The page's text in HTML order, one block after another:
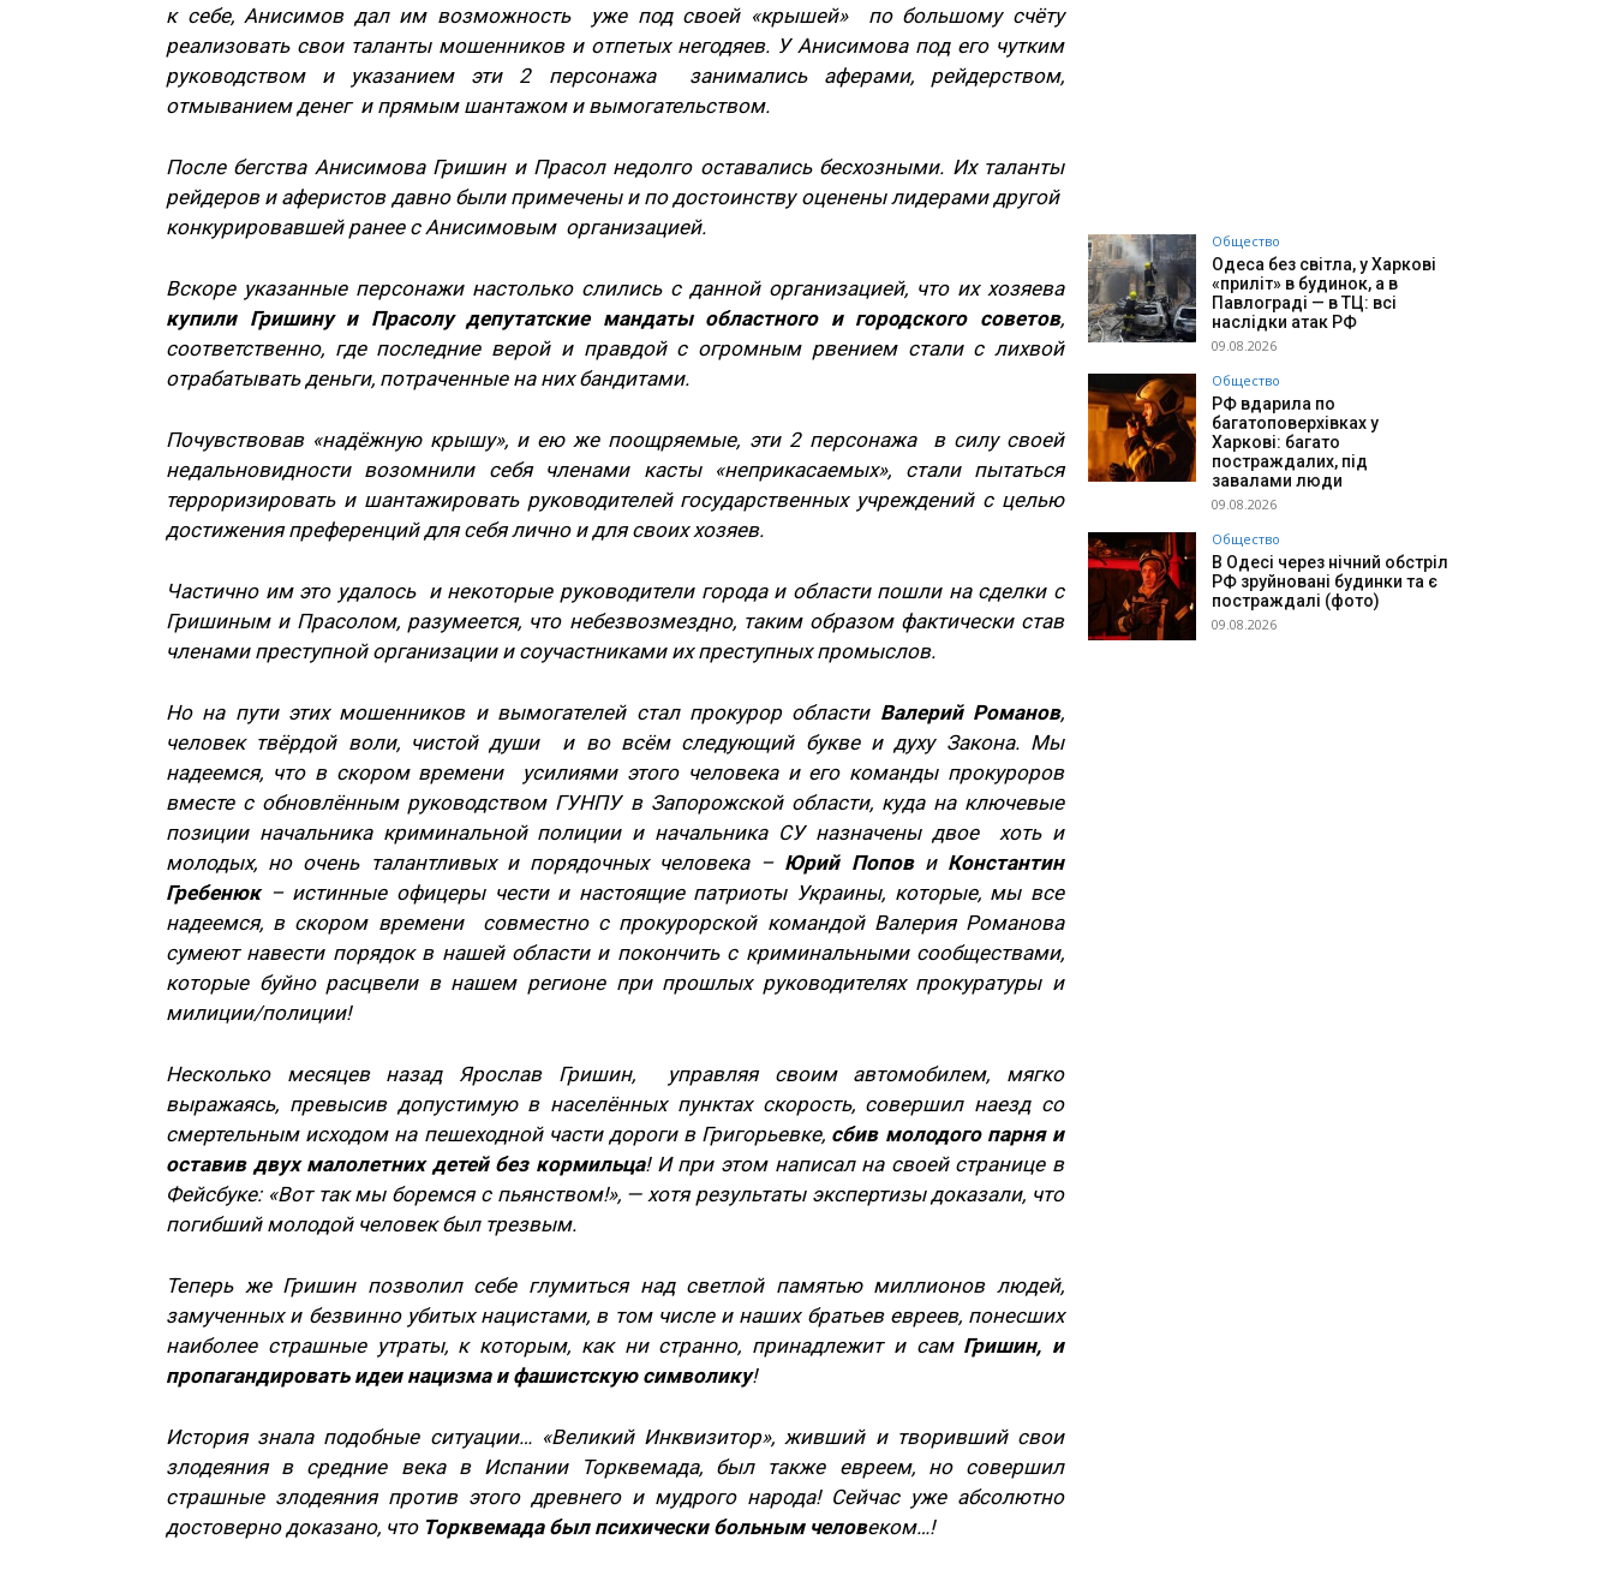
к себе, Анисимов дал им возможность уже под своей «крышей» по большому счёту
реализовать свои таланты мошенников и отпетых негодяев. У Анисимова под его чутким
руководством и указанием эти 2 персонажа занимались аферами, рейдерством,
отмыванием денег и прямым шантажом и вымогательством.
После бегства Анисимова Гришин и Прасол недолго оставались бесхозными. Их таланты
рейдеров и аферистов давно были примечены и по достоинству оценены лидерами другой
конкурировавшей ранее с Анисимовым организацией.
Вскоре указанные персонажи настолько слились с данной организацией, что их хозяева
купили Гришину и Прасолу депутатские мандаты областного и городского советов,
соответственно, где последние верой и правдой с огромным рвением стали с лихвой
отрабатывать деньги, потраченные на них бандитами.
Почувствовав «надёжную крышу», и ею же поощряемые, эти 2 персонажа в силу своей
недальновидности возомнили себя членами касты «неприкасаемых», стали пытаться
терроризировать и шантажировать руководителей государственных учреждений с целью
достижения преференций для себя лично и для своих хозяев.
Частично им это удалось и некоторые руководители города и области пошли на сделки с
Гришиным и Прасолом, разумеется, что небезвозмездно, таким образом фактически став
членами преступной организации и соучастниками их преступных промыслов.
Но на пути этих мошенников и вымогателей стал прокурор области Валерий Романов,
человек твёрдой воли, чистой души и во всём следующий букве и духу Закона. Мы
надеемся, что в скором времени усилиями этого человека и его команды прокуроров
вместе с обновлённым руководством ГУНПУ в Запорожской области, куда на ключевые
позиции начальника криминальной полиции и начальника СУ назначены двое хоть и
молодых, но очень талантливых и порядочных человека – Юрий Попови Константин
Гребенюк– истинные офицеры чести и настоящие патриоты Украины, которые, мы все
надеемся, в скором времени совместно с прокурорской командой Валерия Романова
сумеют навести порядок в нашей области и покончить с криминальными сообществами,
которые буйно расцвели в нашем регионе при прошлых руководителях прокуратуры и
милиции/полиции!
Несколько месяцев назад Ярослав Гришин, управляя своим автомобилем, мягко
выражаясь, превысив допустимую в населённых пунктах скорость, совершил наезд со
смертельным исходом на пешеходной части дороги в Григорьевке, сбив молодого парня и
оставив двух малолетних детей без кормильца! И при этом написал на своей странице в
Фейсбуке: «Вот так мы боремся с пьянством!», — хотя результаты экспертизы доказали, что
погибший молодой человек был трезвым.
Теперь же Гришин позволил себе глумиться над светлой памятью миллионов людей,
замученных и безвинно убитых нацистами, в том числе и наших братьев евреев, понесших
наиболее страшные утраты, к которым, как ни странно, принадлежит и сам Гришин, и
пропагандировать идеи нацизма и фашистскую символику!
История знала подобные ситуации… «Великий Инквизитор», живший и творивший свои
злодеяния в средние века в Испании Торквемада, был также евреем, но совершил
страшные злодеяния против этого древнего и мудрого народа! Сейчас уже абсолютно
достоверно доказано, что Торквемада был психически больным человеком…!
Общество
Одеса без світла, у Харкові
«приліт» в будинок, а в
Павлограді — в ТЦ: всі
наслідки атак РФ
09.08.2026
Общество
РФ вдарила по
багатоповерхівках у
Харкові: багато
постраждалих, під
завалами люди
09.08.2026
Общество
В Одесі через нічний обстріл
РФ зруйновані будинки та є
постраждалі (фото)
09.08.2026